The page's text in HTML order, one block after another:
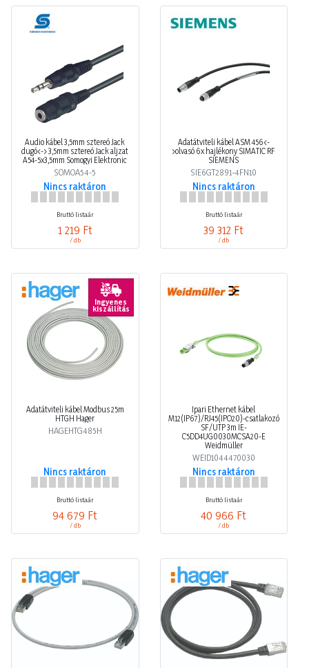
Audio kábel 3,5mm sztereó Jack
dugó<-> 3,5mm sztereó Jack aljzat
A54-5x3,5mm Somogyi Elektronic
SOMOA54-5
Nincs raktáron
Bruttó listaár
1 219 Ft
/ db
Adatátviteli kábel ASM 456<-
>olvasó 6x hajlékony SIMATIC RF
SIEMENS
SIE6GT2891-4FN10
Nincs raktáron
Bruttó listaár
39 312 Ft
/ db
Ingyenes
kiszállítás
Adatátviteli kábel Modbus 25m
HTGH Hager
HAGEHTG485H
Nincs raktáron
Bruttó listaár
94 679 Ft
/ db
Ipari Ethernet kábel
M12(IP67)/RJ45(IPO20)-csatlakozó
SF/UTP 3m IE-
C5DD4UG0030MCSA20-E
Weidmüller
WEID1044470030
Nincs raktáron
Bruttó listaár
40 966 Ft
/ db